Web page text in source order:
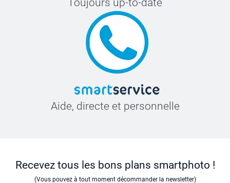
Toujours up-to-date
Aide, directe et personnelle
Recevez tous les bons plans smartphoto !
(Vous pouvez à tout moment décommander la newsletter)